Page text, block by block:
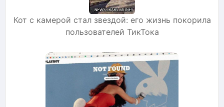
Кот с камерой стал звездой: его жизнь покорила
пользователей ТикТока